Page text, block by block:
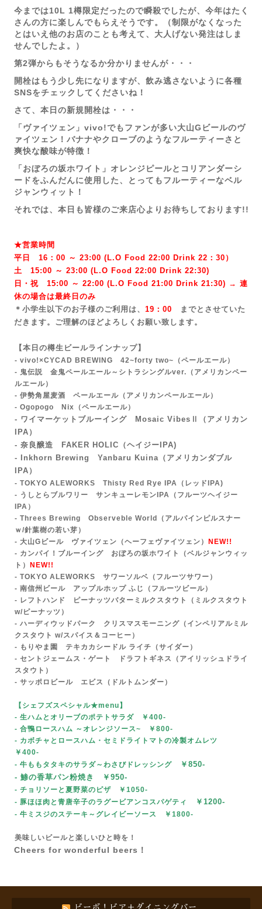
今までは10L 1樽限定だったので瞬殺でしたが、今年はたく
さんの方に楽しんでもらえそうです。（制限がなくなった
とはいえ他のお店のことも考えて、大人げない発注はしま
せんでしたよ。）
第2弾からもそうなるか分かりませんが・・・
開栓はもう少し先になりますが、飲み逃さないように各種
SNSをチェックしてくださいね！
さて、本日の新規開栓は・・・
「ヴァイツェン」vivo!でもファンが多い大山Gビールのヴ
ァイツェン！バナナやクローブのようなフルーティーさと
爽快な酸味が特徴！
「おぼろの坂ホワイト」オレンジピールとコリアンダーシ
ードをふんだんに使用した、とってもフルーティーなベル
ジャンウィット！
それでは、本日も皆様のご来店心よりお待ちしております!!
★営業時間
平日 16：00 ～ 23:00 (L.O Food 22:00 Drink 22：30）
土 15:00 ～ 23:00 ( L.O Food 22:00 Drink 22:30)
日・祝 15:00 ～ 22:00 ( L.O Food 21:00 Drink 21:30) → 連
休の場合は最終日のみ
＊小学生以下のお子様のご利用は、 19：00
までとさせていた
だきます。ご理解のほどよろしくお願い致します。
【本日の樽生ビールラインナップ】
- vivo!×CYCAD BREWING 42~forty two~ （ペールエール）
- 鬼伝説 金鬼ペールエール～シトラシングルver.（アメリカンペー
ルエール）
- 伊勢角屋麦酒 ペールエール（アメリカンペールエール）
- Ogopogo Nix（ペールエール）
- ワイマーケットブルーイング Mosaic VibesⅡ
（アメリカン
IPA）
- 奈良醸造 FAKER HOLIC（ヘイジーIPA)
- Inkhorn Brewing Yanbaru Kuina （アメリカンダブル
IPA）
- TOKYO ALEWORKS Thisty Red Rye IPA（レッドIPA)
- うしとらブルワリー サンキューレモンIPA （フルーツヘイジー
IPA）
- Threes Brewing Observeble World（アルパインピルスナー
ｗ/針葉樹の若い芽）
- 大山Gビール ヴァイツェン（ヘーフェヴァイツェン）
NEW!!
- カンパイ！ブルーイング おぼろの坂ホワイト（ベルジャンウィッ
ト）
NEW!!
- TOKYO ALEWORKS サワーソルベ（フルーツサワー）
- 南信州ビール アップルホップ ふじ（フルーツビール）
- レフトハンド ピーナッツバターミルクスタウト（ミルクスタウト
w/ピーナッツ）
- ハーディウッドパーク クリスマスモーニング（インペリアルミル
クスタウト w/スパイス＆コーヒー）
- もりやま園 テキカカシードル ライチ（サイダー）
- セントジェームス・ゲート ドラフトギネス（アイリッシュドライ
スタウト）
- サッポロビール エビス（ドルトムンダー）
【シェフズスペシャル★menu 】
- 生ハムとオリーブのポテトサラダ ￥400-
- 合鴨ロースハム ～オレンジソース~ ￥800-
- カボチャとロースハム・セミドライトマトの冷製オムレツ
￥400-
- 牛ももタタキのサラダ～わさびドレッシング ￥850-
- 鯵の香草パン粉焼き ￥950-
- チョリソーと夏野菜のピザ ￥1050-
- 豚ほほ肉と青唐辛子のラグービアンコスパゲティ
￥1200-
- 牛ミスジのステーキ～グレイビーソース ￥1800-
美味しいビールと楽しいひと時を！
Cheers for wonderful beers！
ビーボ！ビア＋ダイニングバー